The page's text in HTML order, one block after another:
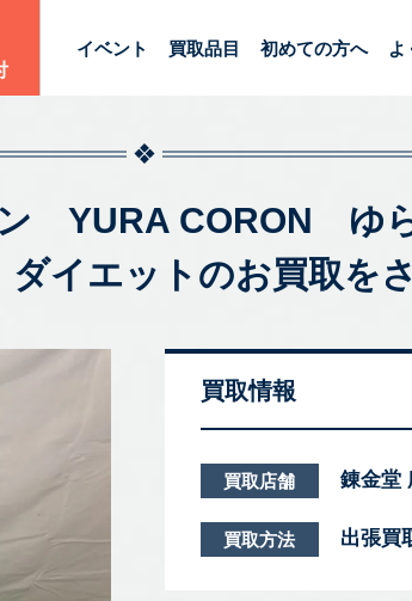
イベント 買取品目 初めての方へ よ
YURA CORON ゆ
エットのお買取を
買取情報
買取店舗 錬金堂
買取方法 出張買